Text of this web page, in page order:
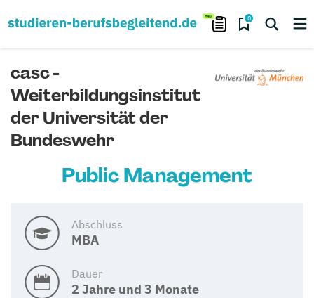
0
casc -
Weiterbildungsinstitut
der Universität der
Bundeswehr
Public Management
Abschluss
MBA
Dauer
2 Jahre und 3 Monate